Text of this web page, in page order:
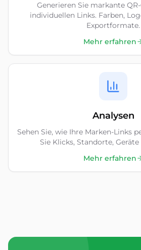
Generieren Sie markante
individuellen Links. Farben,
Exportformate.
Mehr erfahren
Analysen
Sehen Sie, wie Ihre Marken-Links
Sie Klicks, Standorte,
Mehr erfahren